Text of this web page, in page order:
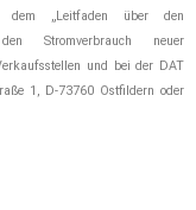
dem „Leitfaden über den
Stromverbrauch neuer
und bei der DAT
1, D-73760 Ostfildern oder